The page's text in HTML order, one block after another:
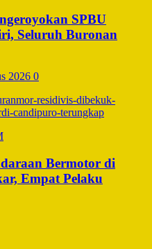
SPBU
Seluruh Buronan
2026 0
Bermotor di
Empat Pelaku